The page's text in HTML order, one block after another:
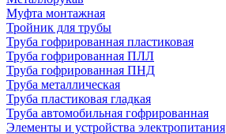
Муфта монтажная
Тройник для трубы
Труба гофрированная пластиковая
Труба гофрированная ПЛЛ
Труба гофрированная ПНД
Труба металлическая
Труба пластиковая гладкая
Труба автомобильная гофрированная
Элементы и устройства электропитания